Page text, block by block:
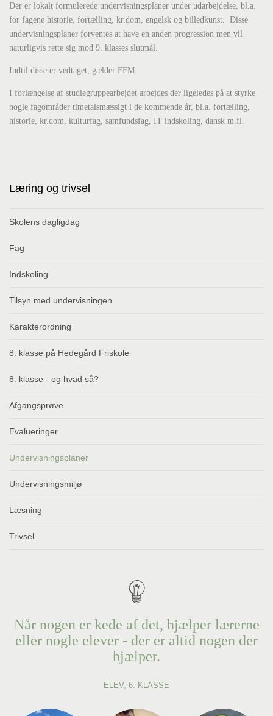
Der er lokalt formulerede undervisningsplaner under udarbejdelse, bl.a.
for fagene historie, fortælling, kr.dom, engelsk og billedkunst. Disse
undervisningsplaner forventes at have en anden progression men vil
naturligvis rette sig mod 9. klasses slutmål.
Indtil disse er vedtaget, gælder FFM.
I forlængelse af studiegruppearbejdet arbejdes der ligeledes på at styrke
nogle fagområder timetalsmæssigt i de kommende år, bl.a. fortælling,
historie, kr.dom, kulturfag, samfundsfag, IT indskoling, dansk m.fl.
Læring og trivsel
Skolens dagligdag
Fag
Indskoling
Tilsyn med undervisningen
Karakterordning
8. klasse på Hedegård Friskole
8. klasse - og hvad så?
Afgangsprøve
Evalueringer
Undervisningsplaner
Undervisningsmiljø
Læsning
Trivsel
Når nogen er kede af det, hjælper lærerne
eller nogle elever - der er altid nogen der
hjælper.
ELEV, 6. KLASSE